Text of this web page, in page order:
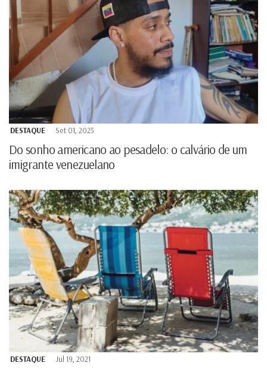
DESTAQUE Set 01, 2025
Do sonho americano ao pesadelo: o calvário de um
imigrante venezuelano
DESTAQUE Jul 19, 2021